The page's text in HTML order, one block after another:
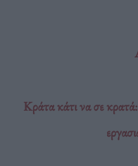
Κράτα κάτι να σε